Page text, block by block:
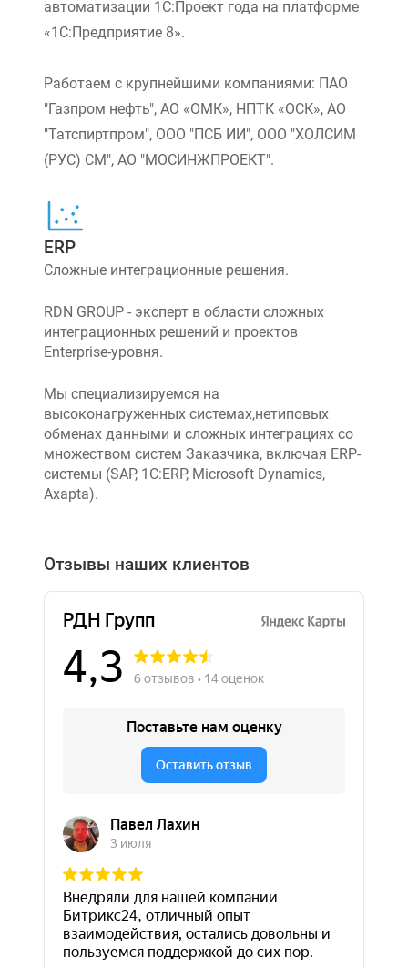
автоматизации 1С:Проект года на платформе
«1С:Предприятие 8».
Работаем с крупнейшими компаниями: ПАО
"Газпром нефть", АО «ОМК», НПТК «ОСК», АО
"Татспиртпром", ООО "ПСБ ИИ", ООО "ХОЛСИМ
(РУС) СМ", АО "МОСИНЖПРОЕКТ".
ERP
Сложные интеграционные решения.
RDN GROUP - эксперт в области сложных
интеграционных решений и проектов
Enterprise-уровня.
Мы специализируемся на
высоконагруженных системах,нетиповых
обменах данными и сложных интеграциях со
множеством систем Заказчика, включая ERP-
системы (SAP, 1C:ERP, Microsoft Dynamics,
Axapta).
Отзывы наших клиентов